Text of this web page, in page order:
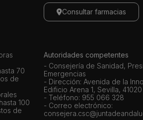
Consultar farmacias
70
de
100
de
Autoridades competentes
- Consejería de Sanidad,
Emergencias
- Dirección: Avenida de la
Edificio Arena 1, Sevilla, 41020
- Teléfono: 955 066 328
- Correo electrónico: